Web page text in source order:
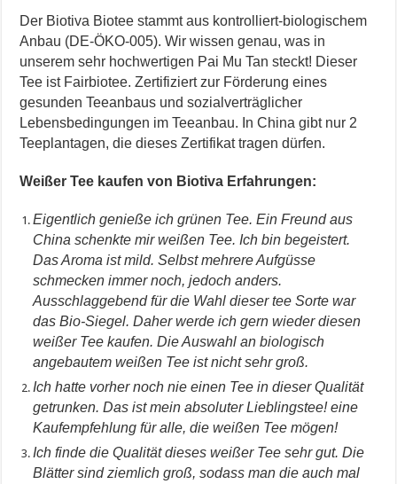
Der Biotiva Biotee stammt aus kontrolliert-biologischem
Anbau (DE-ÖKO-005). Wir wissen genau, was in
unserem sehr hochwertigen Pai Mu Tan steckt! Dieser
Tee ist Fairbiotee. Zertifiziert zur Förderung eines
gesunden Teeanbaus und sozialverträglicher
Lebensbedingungen im Teeanbau. In China gibt nur 2
Teeplantagen, die dieses Zertifikat tragen dürfen.
Weißer Tee kaufen von Biotiva Erfahrungen:
Eigentlich genieße ich grünen Tee. Ein Freund aus
China schenkte mir weißen Tee. Ich bin begeistert.
Das Aroma ist mild. Selbst mehrere Aufgüsse
schmecken immer noch, jedoch anders.
Ausschlaggebend für die Wahl dieser tee Sorte war
das Bio-Siegel. Daher werde ich gern wieder diesen
weißer Tee kaufen. Die Auswahl an biologisch
angebautem weißen Tee ist nicht sehr groß.
Ich hatte vorher noch nie einen Tee in dieser Qualität
getrunken. Das ist mein absoluter Lieblingstee! eine
Kaufempfehlung für alle, die weißen Tee mögen!
Ich finde die Qualität dieses weißer Tee sehr gut. Die
Blätter sind ziemlich groß, sodass man die auch mal